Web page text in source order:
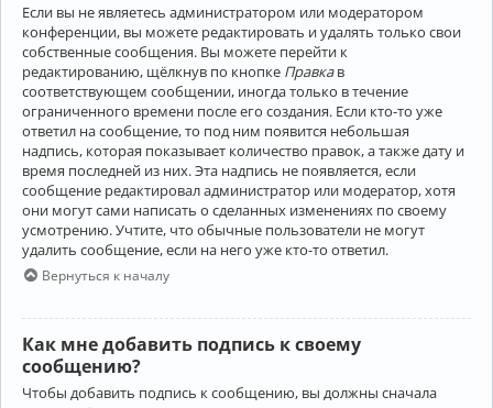
Если вы не являетесь администратором или модератором
конференции, вы можете редактировать и удалять только свои
собственные сообщения. Вы можете перейти к
редактированию, щёлкнув по кнопке Правкав
соответствующем сообщении, иногда только в течение
ограниченного времени после его создания. Если кто-то уже
ответил на сообщение, то под ним появится небольшая
надпись, которая показывает количество правок, а также дату и
время последней из них. Эта надпись не появляется, если
сообщение редактировал администратор или модератор, хотя
они могут сами написать о сделанных изменениях по своему
усмотрению. Учтите, что обычные пользователи не могут
удалить сообщение, если на него уже кто-то ответил.
Вернуться к началу
Как мне добавить подпись к своему
сообщению?
Чтобы добавить подпись к сообщению, вы должны сначала